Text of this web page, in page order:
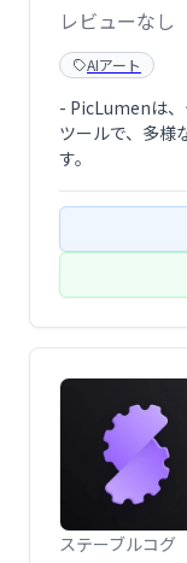
レビューなし
AIアート
- PicLumenは
ツールで、多様
す。
ステーブルコグ